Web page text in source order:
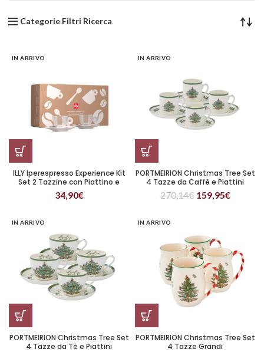
Categorie Filtri Ricerca
IN ARRIVO
ILLY Iperespresso Experience Kit
Set 2 Tazzine con Piattino e
Cucchiaini
34,90€
IN ARRIVO
PORTMEIRION Christmas Tree Set
4 Tazze da Caffè e Piattini
270,14€ 159,95€
IN ARRIVO
PORTMEIRION Christmas Tree Set
4 Tazze da Tè e Piattini
IN ARRIVO
PORTMEIRION Christmas Tree Set
4 Tazze Grandi